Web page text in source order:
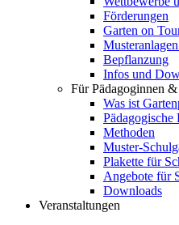
Förderungen
Garten on
Bepflanzung
Infos und
Für Pädagoginnen &
Was ist
Pädagogische
Methoden
Muster-
Plakette für
Angebote für
Downloads
Veranstaltungen